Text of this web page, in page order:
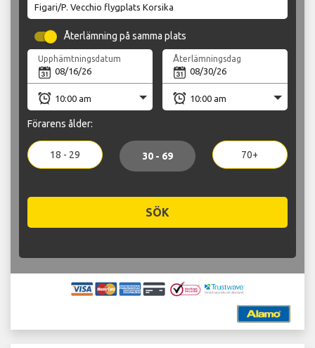
Återlämning på samma plats
Upphämtningsdatum Återlämningsdag
Förarens ålder:
18 - 29 30 - 69 70+
SÖK